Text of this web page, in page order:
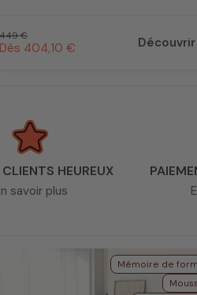
Prix habituel
449 €
Prix promotionnel
Dès 404,10 € Découvrir
HEUREUX
savoir plus
Mémoire de